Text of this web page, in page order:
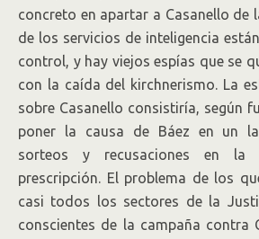
concreto en apartar a Casanello de
de los servicios de inteligencia
control, y hay viejos espías que se
con la caída del kirchnerismo. La
sobre Casanello consistiría, según
poner la causa de Báez en un
sorteos y recusaciones en la
prescripción. El problema de los
casi todos los sectores de la
conscientes de la campaña contra